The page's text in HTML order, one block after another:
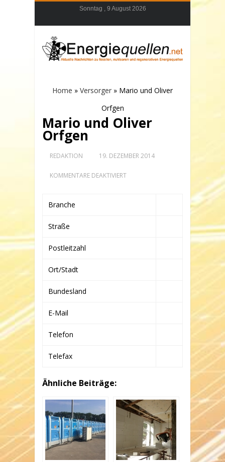
Sonntag , 9 August 2026
Home » Versorger » Mario und Oliver
Orfgen
Mario und Oliver
Orfgen
REDAKTION 19. DEZEMBER 2014
KOMMENTARE DEAKTIVIERTFÜR
Branche
Straße
Postleitzahl
Ort/Stadt
Bundesland
E-Mail
Telefon
Telefax
Ähnliche Beiträge: